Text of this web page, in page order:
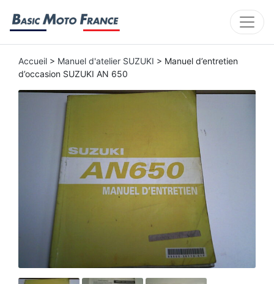
Accueil > Manuel d'atelier SUZUKI > Manuel d’entretien
d’occasion SUZUKI AN 650